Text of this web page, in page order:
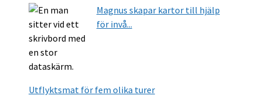
Magnus skapar kartor till hjälp
för invå...
Utflyktsmat för fem olika turer